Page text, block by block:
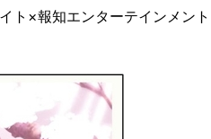
ト×報知エンターテインメント